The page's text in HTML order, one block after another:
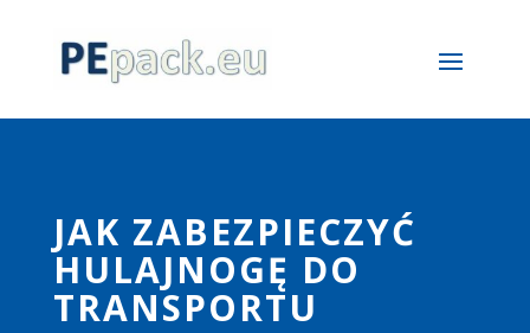
JAK ZABEZPIECZYĆ
HULAJNOGĘ DO
TRANSPORTU